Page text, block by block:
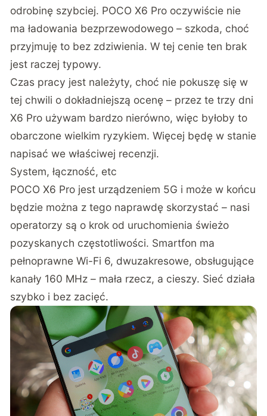
odrobinę szybciej. POCO X6 Pro oczywiście nie
ma ładowania bezprzewodowego – szkoda, choć
przyjmuję to bez zdziwienia. W tej cenie ten brak
jest raczej typowy.
Czas pracy jest należyty, choć nie pokuszę się w
tej chwili o dokładniejszą ocenę – przez te trzy dni
X6 Pro używam bardzo nierówno, więc byłoby to
obarczone wielkim ryzykiem. Więcej będę w stanie
napisać we właściwej recenzji.
System, łączność, etc
POCO X6 Pro jest urządzeniem 5G i może w końcu
będzie można z tego naprawdę skorzystać – nasi
operatorzy są o krok od uruchomienia świeżo
pozyskanych częstotliwości. Smartfon ma
pełnoprawne Wi-Fi 6, dwuzakresowe, obsługujące
kanały 160 MHz – mała rzecz, a cieszy. Sieć działa
szybko i bez zacięć.